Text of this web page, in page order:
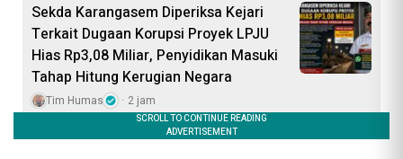
Sekda Karangasem Diperiksa Kejari
Terkait Dugaan Korupsi Proyek LPJU
Hias Rp3,08 Miliar, Penyidikan Masuki
Tahap Hitung Kerugian Negara
Tim Humas 2 jam